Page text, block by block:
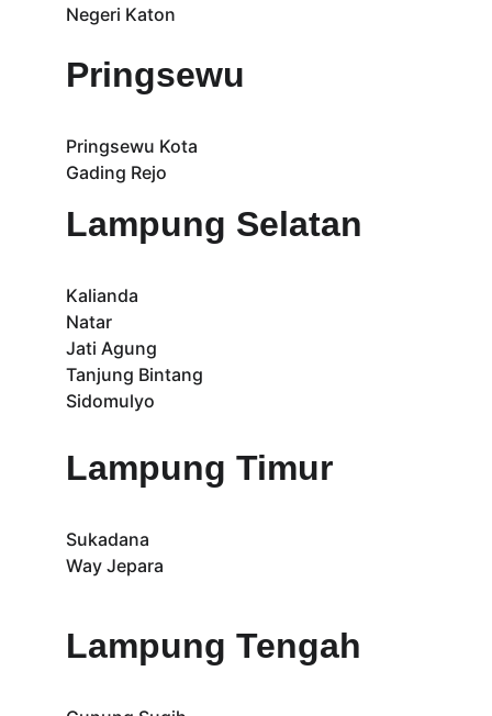
Lampung Selatan
Kalianda
Natar
Jati Agung
Tanjung Bintang
Sidomulyo
Lampung Tengah
Negeri Katon
Pringsewu
Pringsewu Kota
Gading Rejo
Lampung Timur
Sukadana
Way Jepara